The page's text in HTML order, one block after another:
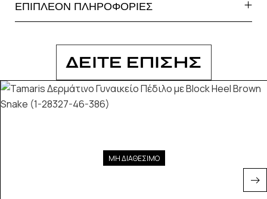
ΕΠΙΠΛΕΟΝ ΠΛΗΡΟΦΟΡΙΕΣ
ΔΕΙΤΕ ΕΠΙΣΗΣ
ΜΗ ΔΙΑΘΕΣΙΜΟ